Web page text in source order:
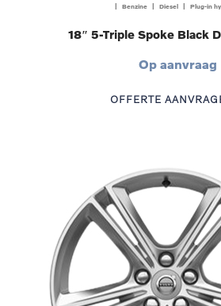
| Benzine | Diesel | Plug-in
18″ 5-Triple Spoke Black
Op aanvraag
OFFERTE